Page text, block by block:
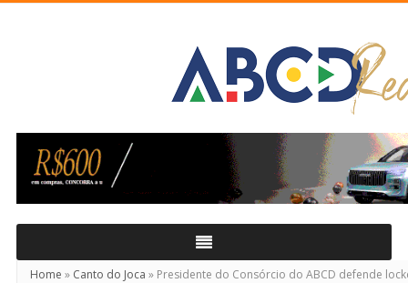
Real
Home » Canto do Joca » Presidente do Consórcio do ABCD defende